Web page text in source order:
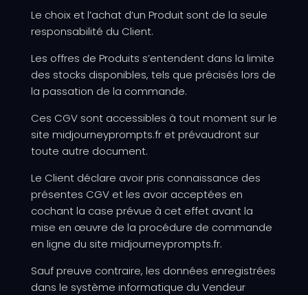
Le choix et l’achat d’un Produit sont de la seule
responsabilité du Client.
Les offres de Produits s’entendent dans la limite
des stocks disponibles, tels que précisés lors de
la passation de la commande.
Ces CGV sont accessibles à tout moment sur le
site midjourneyprompts.fr et prévaudront sur
toute autre document.
Le Client déclare avoir pris connaissance des
présentes CGV et les avoir acceptées en
cochant la case prévue à cet effet avant la
mise en œuvre de la procédure de commande
en ligne du site midjourneyprompts.fr.
Sauf preuve contraire, les données enregistrées
dans le système informatique du Vendeur